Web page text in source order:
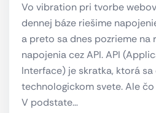
Vo vibration pri tvorbe
dennej báze riešime
a preto sa dnes pozrieme na
napojenia cez API. API
Interface) je skratka, ktorá
technologickom svete. Ale čo
V podstate…